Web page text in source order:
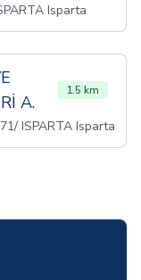
Isparta
A.
1.5 km
ISPARTA Isparta